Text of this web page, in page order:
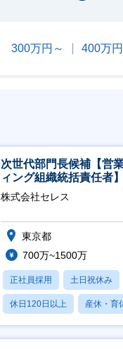
300万円～ 400万
次世代部門長候補【営
ィング組織統括責任者】
株式会社セレス
東京都
700万~1500万
正社員採用 土日祝休み
休日120日以上 産休・育
賞与あり